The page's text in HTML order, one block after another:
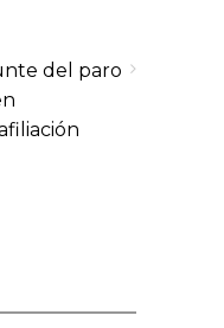
del paro